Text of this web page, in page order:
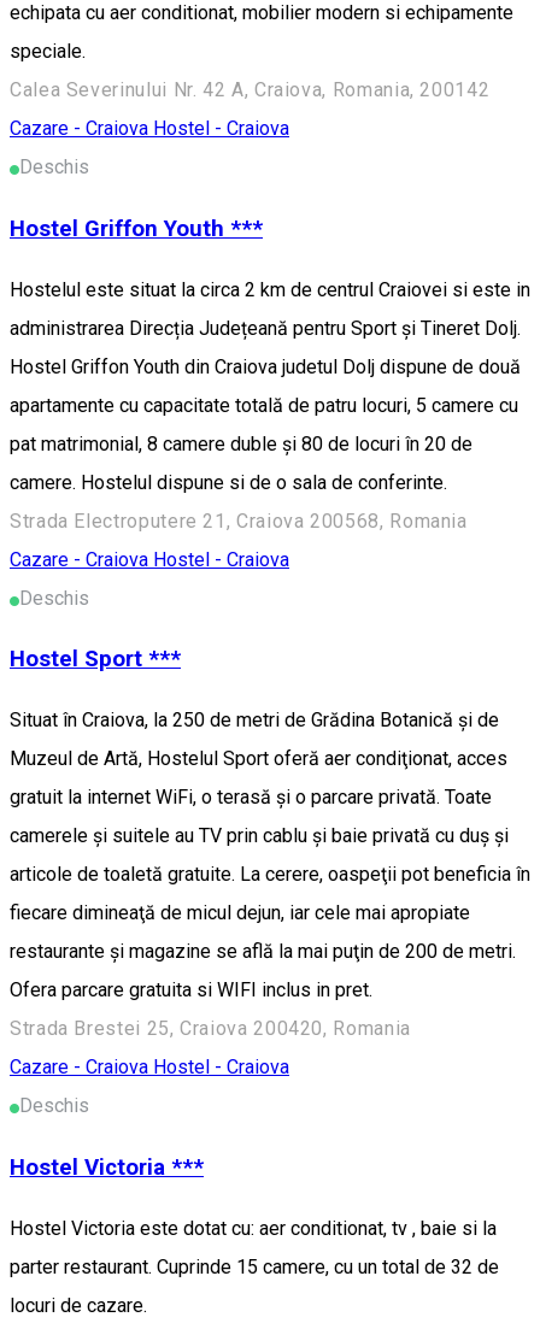
echipata cu aer conditionat, mobilier modern si echipamente
speciale.
Calea Severinului Nr. 42 A, Craiova, Romania, 200142
Cazare - Craiova Hostel - Craiova
Deschis
Hostel Griffon Youth ***
Hostelul este situat la circa 2 km de centrul Craiovei si este in
administrarea Direcția Județeană pentru Sport și Tineret Dolj.
Hostel Griffon Youth din Craiova judetul Dolj dispune de două
apartamente cu capacitate totală de patru locuri, 5 camere cu
pat matrimonial, 8 camere duble și 80 de locuri în 20 de
camere. Hostelul dispune si de o sala de conferinte.
Strada Electroputere 21, Craiova 200568, Romania
Cazare - Craiova Hostel - Craiova
Deschis
Hostel Sport ***
Situat în Craiova, la 250 de metri de Grădina Botanică şi de
Muzeul de Artă, Hostelul Sport oferă aer condiţionat, acces
gratuit la internet WiFi, o terasă şi o parcare privată. Toate
camerele şi suitele au TV prin cablu şi baie privată cu duş şi
articole de toaletă gratuite. La cerere, oaspeţii pot beneficia în
fiecare dimineaţă de micul dejun, iar cele mai apropiate
restaurante şi magazine se află la mai puţin de 200 de metri.
Ofera parcare gratuita si WIFI inclus in pret.
Strada Brestei 25, Craiova 200420, Romania
Cazare - Craiova Hostel - Craiova
Deschis
Hostel Victoria ***
Hostel Victoria este dotat cu: aer conditionat, tv , baie si la
parter restaurant. Cuprinde 15 camere, cu un total de 32 de
locuri de cazare.